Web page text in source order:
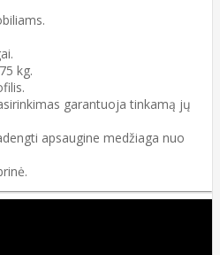
kg.
garantuoja tinkamą jų
apsaugine medžiaga nuo